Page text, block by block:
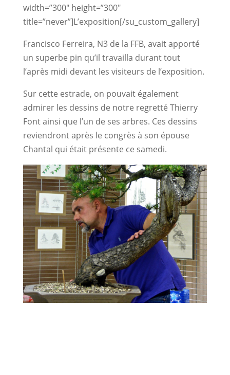
width=”300″ height=”300″
title=”never”]L’exposition[/su_custom_gallery]
Francisco Ferreira, N3 de la FFB, avait apporté
un superbe pin qu’il travailla durant tout
l’après midi devant les visiteurs de l’exposition.
Sur cette estrade, on pouvait également
admirer les dessins de notre regretté Thierry
Font ainsi que l’un de ses arbres. Ces dessins
reviendront après le congrès à son épouse
Chantal qui était présente ce samedi.